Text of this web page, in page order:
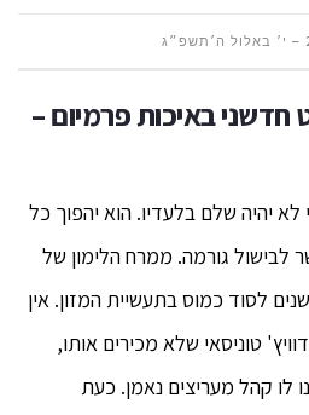
באיכות פרמיום –
לא יהיה שלם בלעדיו. הוא יהפוך כל
לבישול גורמה. ממרח הלימון של
לסוד כמוס בתעשיית המזון. אין
טוניסאי שלא מכירים אותו,
לו קהל מעריצים נאמן. כעת